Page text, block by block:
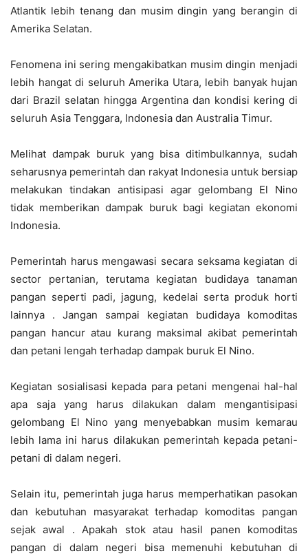
Atlantik lebih tenang dan musim dingin yang berangin di
Amerika Selatan.
Fenomena ini sering mengakibatkan musim dingin menjadi
lebih hangat di seluruh Amerika Utara, lebih banyak hujan
dari Brazil selatan hingga Argentina dan kondisi kering di
seluruh Asia Tenggara, Indonesia dan Australia Timur.
Melihat dampak buruk yang bisa ditimbulkannya, sudah
seharusnya pemerintah dan rakyat Indonesia untuk bersiap
melakukan tindakan antisipasi agar gelombang El Nino
tidak memberikan dampak buruk bagi kegiatan ekonomi
Indonesia.
Pemerintah harus mengawasi secara seksama kegiatan di
sector pertanian, terutama kegiatan budidaya tanaman
pangan seperti padi, jagung, kedelai serta produk horti
lainnya . Jangan sampai kegiatan budidaya komoditas
pangan hancur atau kurang maksimal akibat pemerintah
dan petani lengah terhadap dampak buruk El Nino.
Kegiatan sosialisasi kepada para petani mengenai hal-hal
apa saja yang harus dilakukan dalam mengantisipasi
gelombang El Nino yang menyebabkan musim kemarau
lebih lama ini harus dilakukan pemerintah kepada petani-
petani di dalam negeri.
Selain itu, pemerintah juga harus memperhatikan pasokan
dan kebutuhan masyarakat terhadap komoditas pangan
sejak awal . Apakah stok atau hasil panen komoditas
pangan di dalam negeri bisa memenuhi kebutuhan di